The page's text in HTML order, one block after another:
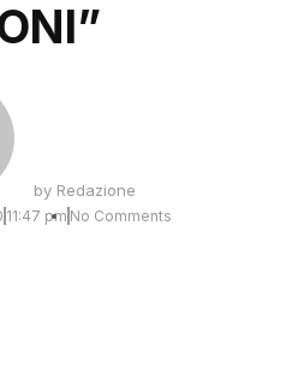
byRedazione
11:47 pm No Comments